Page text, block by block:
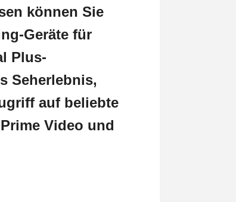
können Sie
Geräte für
Plus-
Seherlebnis,
auf beliebte
Video und